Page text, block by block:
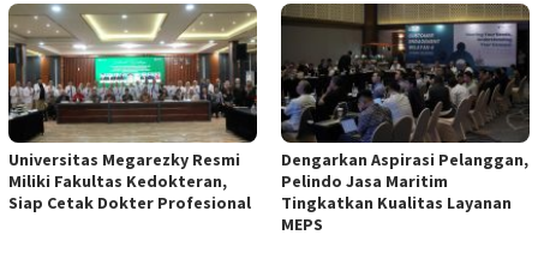
Universitas Megarezky Resmi
Miliki Fakultas Kedokteran,
Siap Cetak Dokter Profesional
Dengarkan Aspirasi Pelanggan,
Pelindo Jasa Maritim
Tingkatkan Kualitas Layanan
MEPS